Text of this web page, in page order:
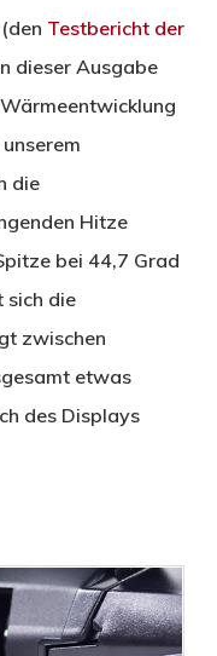
Testbericht der
dieser Ausgabe
die
Hitze
bei 44,7 Grad
sich die
zwischen
etwas
des Displays